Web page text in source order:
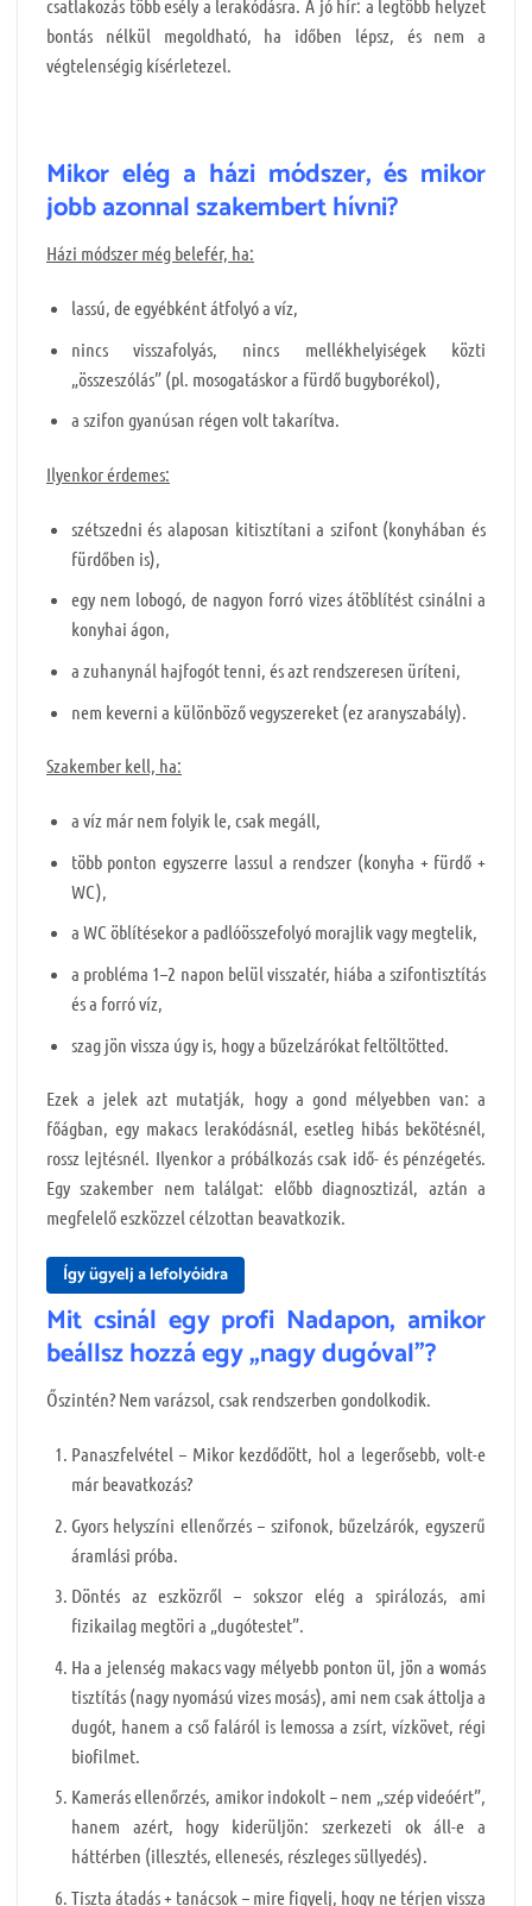
csatlakozás több esély a lerakódásra. A jó hír: a legtöbb helyzet
bontás nélkül megoldható, ha időben lépsz, és nem a
végtelenségig kísérletezel.
Mikor elég a házi módszer, és mikor
jobb azonnal szakembert hívni?
Házi módszer még belefér, ha:
lassú, de egyébként átfolyó a víz,
nincs visszafolyás, nincs mellékhelyiségek közti
„összeszólás” (pl. mosogatáskor a fürdő bugyborékol),
a szifon gyanúsan régen volt takarítva.
Ilyenkor érdemes:
szétszedni és alaposan kitisztítani a szifont (konyhában és
fürdőben is),
egy nem lobogó, de nagyon forró vizes átöblítést csinálni a
konyhai ágon,
a zuhanynál hajfogót tenni, és azt rendszeresen üríteni,
nem keverni a különböző vegyszereket (ez aranyszabály).
Szakember kell, ha:
a víz már nem folyik le, csak megáll,
több ponton egyszerre lassul a rendszer (konyha + fürdő +
WC),
a WC öblítésekor a padlóösszefolyó morajlik vagy megtelik,
a probléma 1–2 napon belül visszatér, hiába a szifontisztítás
és a forró víz,
szag jön vissza úgy is, hogy a bűzelzárókat feltöltötted.
Ezek a jelek azt mutatják, hogy a gond mélyebben van: a
főágban, egy makacs lerakódásnál, esetleg hibás bekötésnél,
rossz lejtésnél. Ilyenkor a próbálkozás csak idő- és pénzégetés.
Egy szakember nem találgat: előbb diagnosztizál, aztán a
megfelelő eszközzel célzottan beavatkozik.
Így ügyelj a lefolyóidra
Mit csinál egy profi Nadapon, amikor
beállsz hozzá egy „nagy dugóval”?
Őszintén? Nem varázsol, csak rendszerben gondolkodik.
Panaszfelvétel – Mikor kezdődött, hol a legerősebb, volt-e
már beavatkozás?
Gyors helyszíni ellenőrzés – szifonok, bűzelzárók, egyszerű
áramlási próba.
Döntés az eszközről – sokszor elég a spirálozás, ami
fizikailag megtöri a „dugótestet”.
Ha a jelenség makacs vagy mélyebb ponton ül, jön a womás
tisztítás (nagy nyomású vizes mosás), ami nem csak áttolja a
dugót, hanem a cső faláról is lemossa a zsírt, vízkövet, régi
biofilmet.
Kamerás ellenőrzés, amikor indokolt – nem „szép videóért”,
hanem azért, hogy kiderüljön: szerkezeti ok áll-e a
háttérben (illesztés, ellenesés, részleges süllyedés).
Tiszta átadás + tanácsok – mire figyelj, hogy ne térjen vissza